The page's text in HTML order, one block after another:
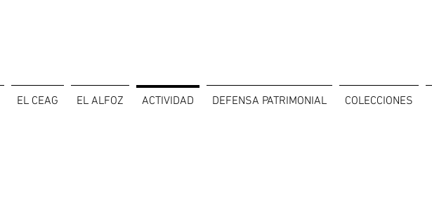
EL CEAG EL ALFOZ ACTIVIDAD DEFENSA PATRIMONIAL COLECCIONES